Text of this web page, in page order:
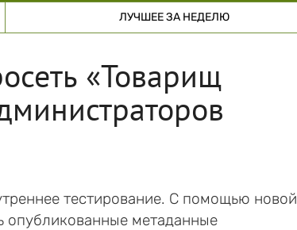
ЛУЧШЕЕ ЗА НЕДЕЛЮ
«Товарищ
тестирование. С помощью новой
опубликованные метаданные